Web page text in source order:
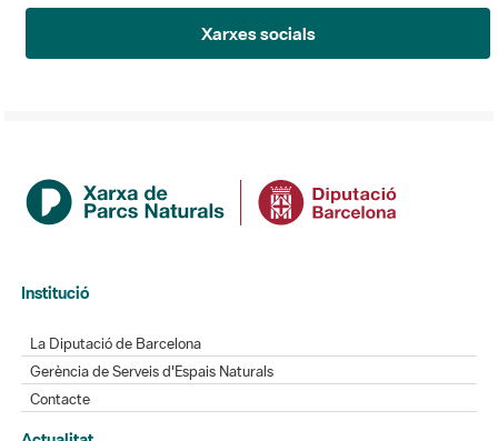
Xarxes socials
Institució
La Diputació de Barcelona
Gerència de Serveis d'Espais Naturals
Contacte